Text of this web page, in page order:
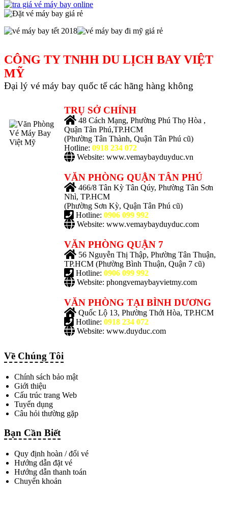
CÔNG TY TNHH DU LỊCH BAY VIỆT
MỸ
Đại lý vé máy bay quốc tế các hãng hàng không
TRỤ SỞ CHÍNH
48 Cách Mạng, Phường Phú Thọ Hòa ,
Quận Tân Phú,TP.HCM
(Phường Tân Thành, Quận Tân Phú cũ)
Hotline: 0918 234 072
Website: www.vemaybayduyduc.vn
VĂN PHÒNG QUẬN TÂN PHÚ
466/8 Tân Kỳ Tân Qúy, Phường Tân Sơn
Nhì, TP.HCM
(Phường Sơn Kỳ, Quận Tân Phú cũ)
Hotline: 0906 099 992
Website: www.vemaybayduyduc.com
VĂN PHÒNG QUẬN 7
56 Nguyễn Thị Thập, Phường Tân Thuận,
TP.HCM (Phường Bình Thuận, Quận 7 cũ)
Hotline: 0906 099 992
Website: phongvemaybayvietmy.com
VĂN PHÒNG TẠI BÌNH DƯƠNG
Quốc Lộ 13, Phường Thới Hòa, TP.HCM
Hotline: 0918 234 072
Website: www.duyduc.com
Về Chúng Tôi
Chính sách bảo mật
Giới thiệu
Cấu trúc trang Web
Tuyển dụng
Câu hỏi thường gặp
Bạn Cần Biết
Quy định hoàn / đổi vé
Hướng dẫn đặt vé
Hướng dẫn thanh toán
Chuyển khoản